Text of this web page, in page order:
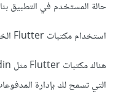
حالة المستخدم في التطبيق
استخدام مكتبات Flutter الخارجية:
التي تسمح لك بإدارة